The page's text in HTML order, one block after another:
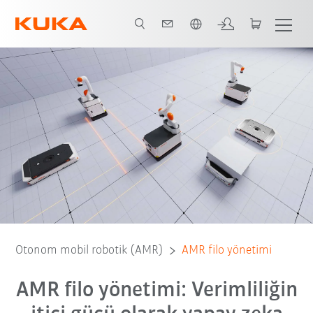
İş akışı yönetimi Engelden kaçınma İletişim Webinar
Otonom mobil robotik (AMR) AMR filo yönetimi
AMR filo yönetimi: Verimliliğin